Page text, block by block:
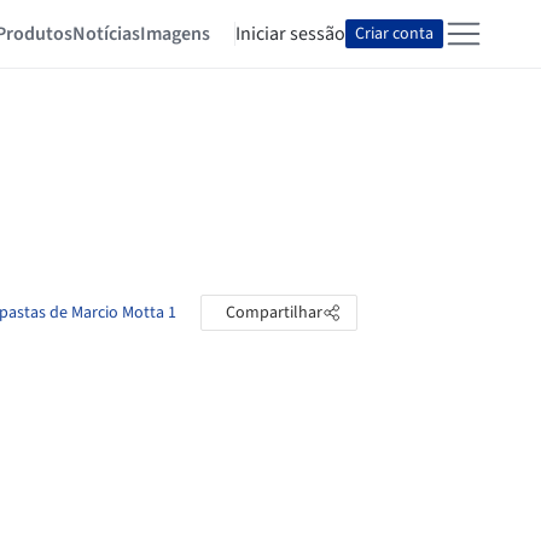
NotíciasImagens Iniciar sessão Criar conta
de Marcio Motta 1 Compartilhar